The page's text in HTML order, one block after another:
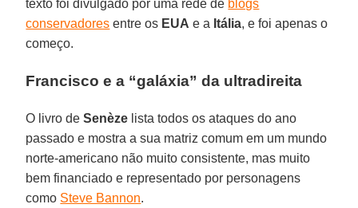
texto foi divulgado por uma rede de blogs
conservadores entre os EUA e a Itália, e foi apenas o
começo.
Francisco e a “galáxia” da ultradireita
O livro deSenèze lista todos os ataques do ano
passado e mostra a sua matriz comum em um mundo
norte-americano não muito consistente, mas muito
bem financiado e representado por personagens
como Steve Bannon.